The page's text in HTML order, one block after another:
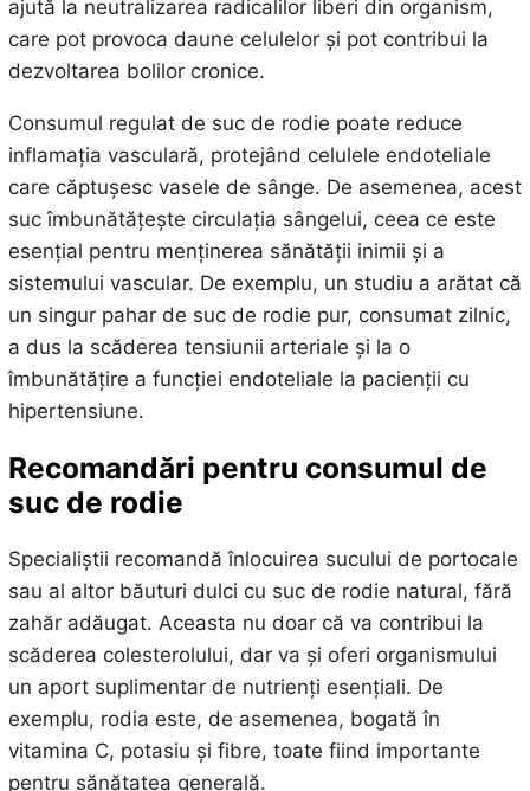
ajută la neutralizarea radicalilor liberi din organism,
care pot provoca daune celulelor și pot contribui la
dezvoltarea bolilor cronice.
Consumul regulat de suc de rodie poate reduce
inflamația vasculară, protejând celulele endoteliale
care căptușesc vasele de sânge. De asemenea, acest
suc îmbunătățește circulația sângelui, ceea ce este
esențial pentru menținerea sănătății inimii și a
sistemului vascular. De exemplu, un studiu a arătat că
un singur pahar de suc de rodie pur, consumat zilnic,
a dus la scăderea tensiunii arteriale și la o
îmbunătățire a funcției endoteliale la pacienții cu
hipertensiune.
Recomandări pentru consumul de
suc de rodie
Specialiștii recomandă înlocuirea sucului de portocale
sau al altor băuturi dulci cu suc de rodie natural, fără
zahăr adăugat. Aceasta nu doar că va contribui la
scăderea colesterolului, dar va și oferi organismului
un aport suplimentar de nutrienți esențiali. De
exemplu, rodia este, de asemenea, bogată în
vitamina C, potasiu și fibre, toate fiind importante
pentru sănătatea generală.